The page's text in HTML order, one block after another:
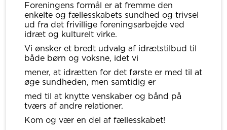
Foreningens formål er at fremme den
enkelte og fællesskabets sundhed og trivsel
ud fra det frivillige foreningsarbejde ved
idræt og kulturelt virke.
Vi ønsker et bredt udvalg af idrætstilbud til
både børn og voksne, idet vi
mener, at idrætten for det første er med til at
øge sundheden, men samtidig er
med til at knytte venskaber og bånd på
tværs af andre relationer.
Kom og vær en del af fællesskabet!